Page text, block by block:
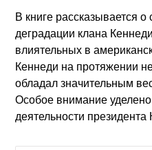
В книге рассказывается
деградации клана
влиятельных в
Кеннеди на протяжении
обладал значительным
Особое внимание
деятельности президента